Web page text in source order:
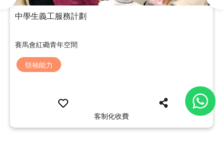
中學生義工服務計劃
賽馬會紅磡青年空間
領袖能力
客制化收費